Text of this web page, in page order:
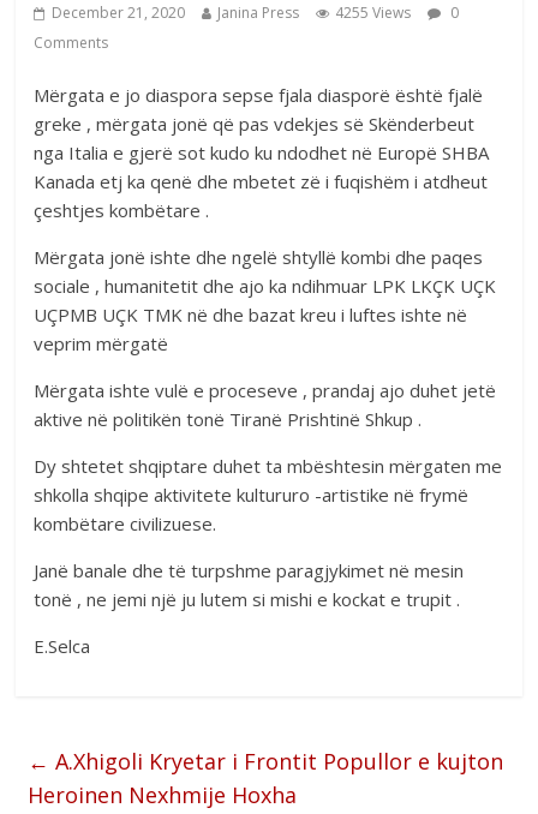
December 21, 2020 Janina Press 4255 Views
0
Comments
Mërgata e jo diaspora sepse fjala diasporë është fjalë
greke , mërgata jonë që pas vdekjes së Skënderbeut
nga Italia e gjerë sot kudo ku ndodhet në Europë SHBA
Kanada etj ka qenë dhe mbetet zë i fuqishëm i atdheut
çeshtjes kombëtare .
Mërgata jonë ishte dhe ngelë shtyllë kombi dhe paqes
sociale , humanitetit dhe ajo ka ndihmuar LPK LKÇK UÇK
UÇPMB UÇK TMK në dhe bazat kreu i luftes ishte në
veprim mërgatë
Mërgata ishte vulë e proceseve , prandaj ajo duhet jetë
aktive në politikën tonë Tiranë Prishtinë Shkup .
Dy shtetet shqiptare duhet ta mbështesin mërgaten me
shkolla shqipe aktivitete kultururo -artistike në frymë
kombëtare civilizuese.
Janë banale dhe të turpshme paragjykimet në mesin
tonë , ne jemi një ju lutem si mishi e kockat e trupit .
E.Selca
← A.Xhigoli Kryetar i Frontit Popullor e kujton
Heroinen Nexhmije Hoxha